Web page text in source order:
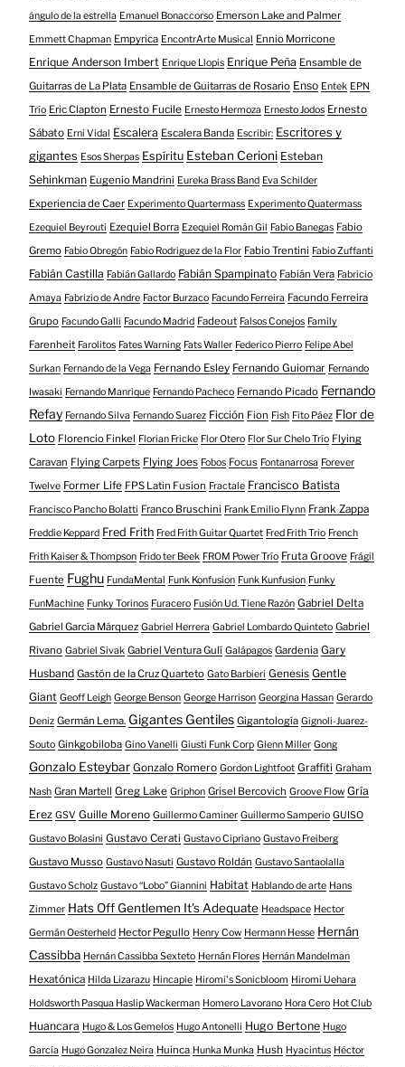
ángulo de la estrella Emanuel Bonaccorso Emerson Lake and Palmer
Emmett Chapman Empyrica EncontrArte Musical Ennio Morricone
Enrique Anderson Imbert Enrique Llopis Enrique Peña Ensamble de
Guitarras de La Plata Ensamble de Guitarras de Rosario Enso Entek EPN
Trío Eric Clapton Ernesto Fucile Ernesto Hermoza Ernesto Jodos Ernesto
Sábato Erni Vidal Escalera Escalera Banda Escribir: Escritores y
gigantes Esos Sherpas Espíritu Esteban Cerioni Esteban
Sehinkman Eugenio Mandrini Eureka Brass Band Eva Schilder
Experiencia de Caer Experimento Quartermass Experimento Quatermass
Ezequiel Beyrouti Ezequiel Borra Ezequiel Román Gil Fabio Banegas Fabio
Gremo Fabio Obregón Fabio Rodriguez de la Flor Fabio Trentini Fabio Zuffanti
Fabián Castilla Fabián Gallardo Fabián Spampinato Fabián Vera Fabricio
Amaya Fabrizio de Andre Factor Burzaco Facundo Ferreira Facundo Ferreira
Grupo Facundo Galli Facundo Madrid Fadeout Falsos Conejos Family
Farenheit Farolitos Fates Warning Fats Waller Federico Pierro Felipe Abel
Surkan Fernando de la Vega Fernando Esley Fernando Guiomar Fernando
Iwasaki Fernando Manrique Fernando Pacheco Fernando Picado Fernando
Refay Fernando Silva Fernando Suarez Ficción Fion Fish Fito Páez Flor de
Loto Florencio Finkel Florian Fricke Flor Otero Flor Sur Chelo Trío Flying
Caravan Flying Carpets Flying Joes Fobos Focus Fontanarrosa Forever
Twelve Former Life FPS Latin Fusion Fractale Francisco Batista
Francisco Pancho Bolatti Franco Bruschini Frank Emilio Flynn Frank Zappa
Freddie Keppard Fred Frith Fred Frith Guitar Quartet Fred Frith Trio French
Frith Kaiser & Thompson Frido ter Beek FROM Power Trío Fruta Groove Frágil
Fuente Fughu FundaMental Funk Konfusion Funk Kunfusion Funky
FunMachine Funky Torinos Furacero Fusión Ud. Tiene Razón Gabriel Delta
Gabriel García Márquez Gabriel Herrera Gabriel Lombardo Quinteto Gabriel
Rivano Gabriel Sivak Gabriel Ventura Gulí Galápagos Gardenia Gary
Husband Gastón de la Cruz Quarteto Gato Barbieri Genesis Gentle
Giant Geoff Leigh George Benson George Harrison Georgina Hassan Gerardo
Deniz Germán Lema. Gigantes Gentiles Gigantología Gignoli-Juarez-
Souto Ginkgobiloba Gino Vanelli Giusti Funk Corp Glenn Miller Gong
Gonzalo Esteybar Gonzalo Romero Gordon Lightfoot Graffiti Graham
Nash Gran Martell Greg Lake Griphon Grisel Bercovich Groove Flow Gría
Erez GSV Guille Moreno Guillermo Caminer Guillermo Samperio GUISO
Gustavo Bolasini Gustavo Cerati Gustavo Cipriano Gustavo Freiberg
Gustavo Musso Gustavo Nasuti Gustavo Roldán Gustavo Santaolalla
Gustavo Scholz Gustavo “Lobo” Giannini Habitat Hablando de arte Hans
Zimmer Hats Off Gentlemen It's Adequate Headspace Hector
Germán Oesterheld Hector Pegullo Henry Cow Hermann Hesse Hernán
Cassibba Hernán Cassibba Sexteto Hernán Flores Hernán Mandelman
Hexatónica Hilda Lizarazu Hincapie Hiromi's Sonicbloom Hiromi Uehara
Holdsworth Pasqua Haslip Wackerman Homero Lavorano Hora Cero Hot Club
Huancara Hugo & Los Gemelos Hugo Antonelli Hugo Bertone Hugo
García Hugo Gonzalez Neira Huinca Hunka Munka Hush Hyacintus Héctor